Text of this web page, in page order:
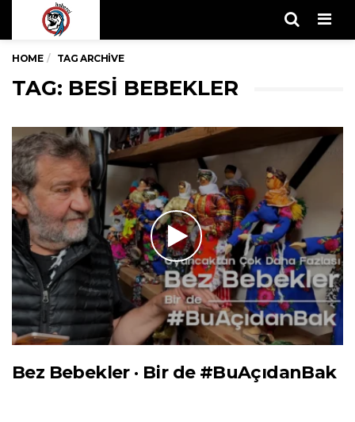
HOME TAG ARCHIVE
TAG: BESI BEBEKLER
Bez Bebekler · Bir de #BuAçıdanBak